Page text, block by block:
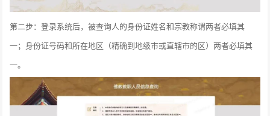
第二步：登录系统后，被查询人的身份证姓名和宗教称谓两者必填其
一；身份证号码和所在地区（精确到地级市或直辖市的区）两者必填其
一。